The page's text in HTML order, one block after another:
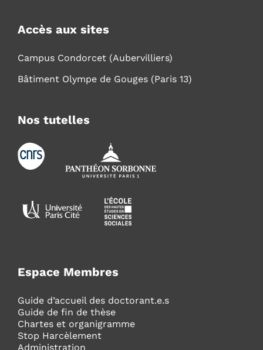
Accès aux sites
Campus Condorcet (Aubervilliers)
Bâtiment Olympe de Gouges (Paris 13)
Nos tutelles
Espace Membres
Guide d’accueil des doctorant.e.s
Guide de fin de thèse
Chartes et organigramme
Stop Harcèlement
Administration